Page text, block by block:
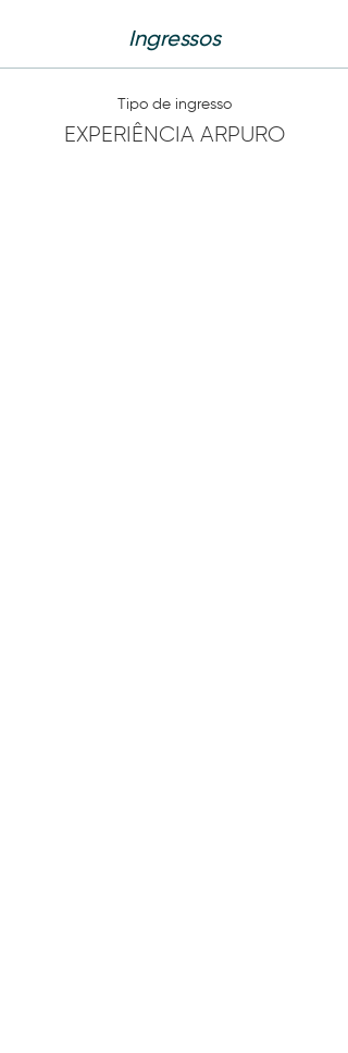
Ingressos
Tipo de ingresso
EXPERIÊNCIA ARPURO